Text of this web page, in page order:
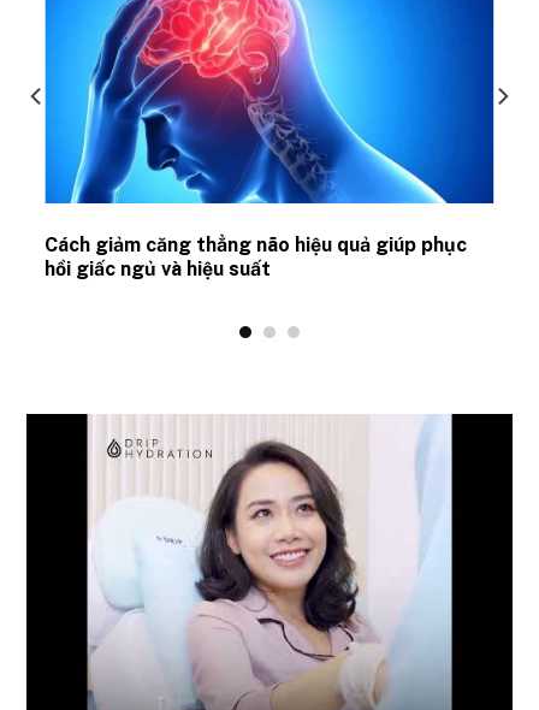
Cách giảm căng thẳng não hiệu quả giúp phục
hồi giấc ngủ và hiệu suất